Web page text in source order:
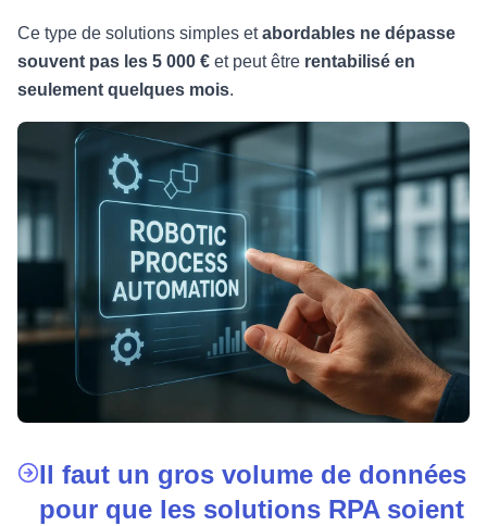
Ce type de solutions simples etabordables ne dépasse
souvent pas les 5 000 € et peut être rentabilisé en
seulement quelques mois.
Il faut un gros volume de données
pour que les solutions RPA soient